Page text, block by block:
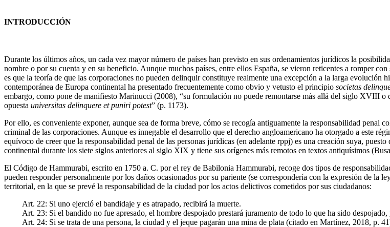
INTRODUCCIÓN
Durante los últimos años, un cada vez mayor número de países han previsto en sus ordenamientos jurídicos la
nombre o por su cuenta y en su beneficio. Aunque muchos países, entre ellos España, se vieron reticentes a romper
es que la teoría de que las corporaciones no pueden delinquir constituye realmente una excepción a la larga evolución
contemporánea de Europa continental ha presentado frecuentemente como obvio y vetusto el principio societas
embargo, como pone de manifiesto Marinucci (2008), “su formulación no puede remontarse más allá del siglo XVIII
opuesta universitas delinquere et puniri potest” (p. 1173).
Por ello, es conveniente exponer, aunque sea de forma breve, cómo se recogía antiguamente la responsabilidad
criminal de las corporaciones. Aunque es innegable el desarrollo que el derecho angloamericano ha otorgado a este
equívoco de creer que la responsabilidad penal de las personas jurídicas (en adelante rppj) es una creación suya,
continental durante los siete siglos anteriores al siglo XIX y tiene sus orígenes más remotos en textos antiquísimos
El Código de Hammurabi, escrito en 1750 a. C. por el rey de Babilonia Hammurabi, recoge dos tipos de
pueden responder personalmente por los daños ocasionados por su pariente (se correspondería con la expresión de
territorial, en la que se prevé la responsabilidad de la ciudad por los actos delictivos cometidos por sus ciudadanos:
Art. 22: Si uno ejerció el bandidaje y es atrapado, recibirá la muerte.
Art. 23: Si el bandido no fue apresado, el hombre despojado prestará juramento de todo lo que ha sido
Art. 24: Si se trata de una persona, la ciudad y el jeque pagarán una mina de plata (citado en Martínez, 2018, p.